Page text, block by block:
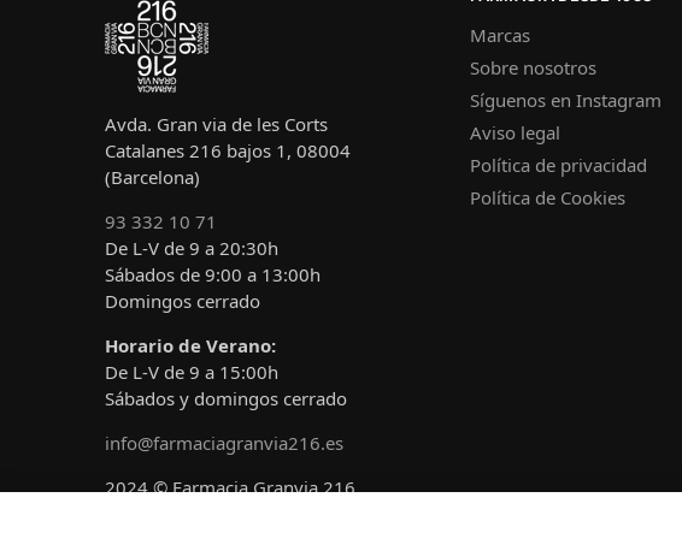
Avda. Gran via de les Corts
Catalanes 216 bajos 1, 08004
(Barcelona)
93 332 10 71
De L-V de 9 a 20:30h
Sábados de 9:00 a 13:00h
Domingos cerrado
Horario de Verano:
De L-V de 9 a 15:00h
Sábados y domingos cerrado
info@farmaciagranvia216.es
2024 © Farmacia Granvia 216
Marcas
Sobre nosotros
Síguenos en Instagram
Aviso legal
Política de privacidad
Política de Cookies